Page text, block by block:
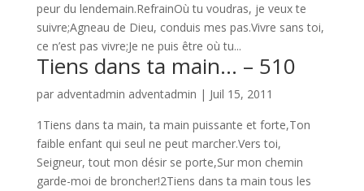
peur du lendemain.RefrainOù tu voudras, je veux te
suivre;Agneau de Dieu, conduis mes pas.Vivre sans toi,
ce n’est pas vivre;Je ne puis être où tu...
Tiens dans ta main… – 510
par adventadmin adventadmin | Juil 15, 2011
1Tiens dans ta main, ta main puissante et forte,Ton
faible enfant qui seul ne peut marcher.Vers toi,
Seigneur, tout mon désir se porte,Sur mon chemin
garde-moi de broncher!2Tiens dans ta main tous les